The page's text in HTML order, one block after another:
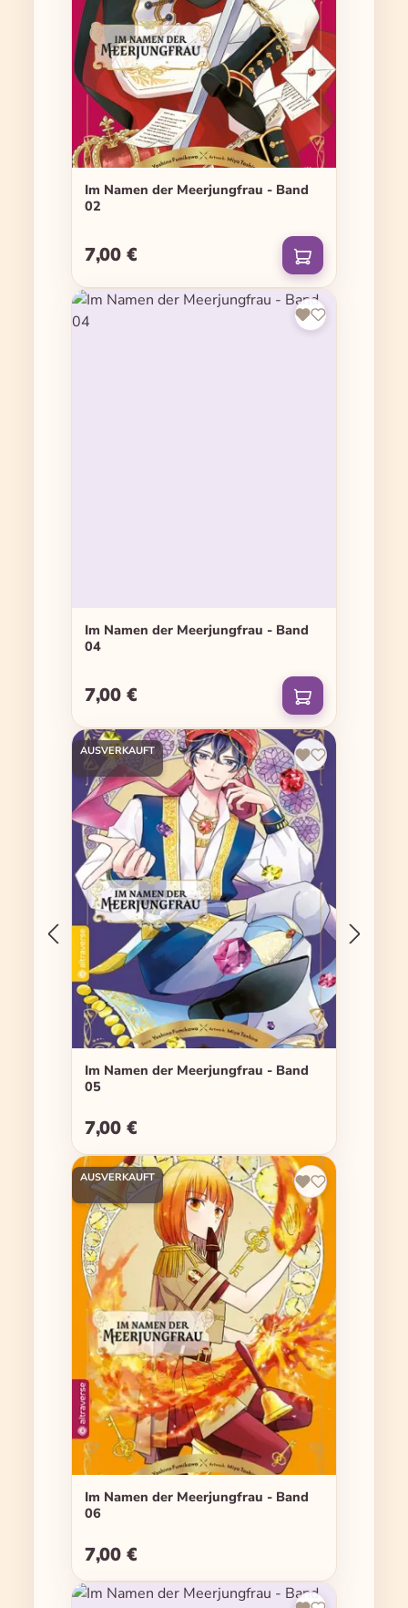
Im Namen der Meerjungfrau - Band
02
Regulärer Preis:
7,00 €
Im Namen der Meerjungfrau - Band
04
Regulärer Preis:
7,00 €
AUSVERKAUFT
Im Namen der Meerjungfrau - Band
05
Regulärer Preis:
7,00 €
AUSVERKAUFT
Im Namen der Meerjungfrau - Band
06
Regulärer Preis:
7,00 €